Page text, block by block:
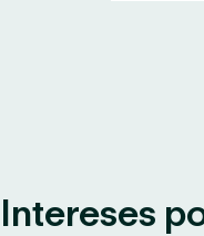
Intereses